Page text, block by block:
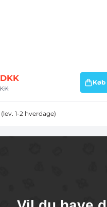
DKK Køb
1-2 hverdage)